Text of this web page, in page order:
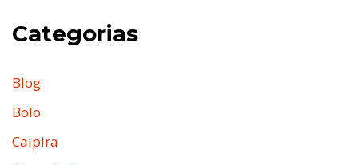
Categorias
Blog
Bolo
Caipira